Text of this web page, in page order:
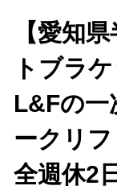
【愛知
トブラ
L&Fの一
ークリ
全週休2